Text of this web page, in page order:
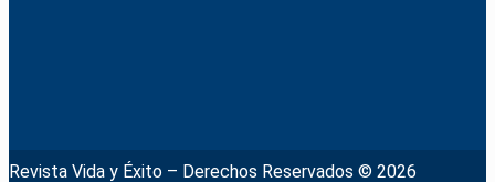
Revista Vida y Éxito – Derechos Reservados © 2026